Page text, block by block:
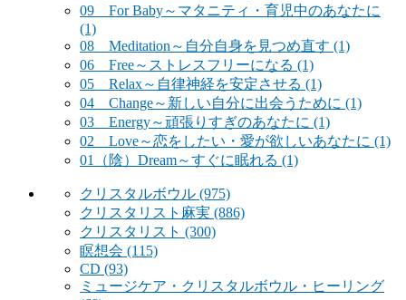
09 For Baby～マタニティ・育児中のあなたに
(1)
08 Meditation～自分自身を見つめ直す (1)
06 Free～ストレスフリーになる (1)
05 Relax～自律神経を安定させる (1)
04 Change～新しい自分に出会うために (1)
03 Energy～頑張りすぎのあなたに (1)
02 Love～恋をしたい・愛が欲しいあなたに (1)
01（陰）Dream～すぐに眠れる (1)
クリスタルボウル (975)
クリスタリスト麻実 (886)
クリスタリスト (300)
瞑想会 (115)
CD (93)
ミュージケア・クリスタルボウル・ヒーリング